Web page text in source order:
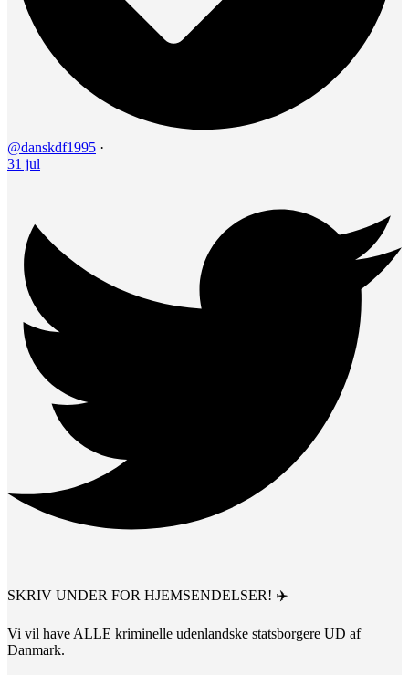
@danskdf1995 ·
31 jul
SKRIV UNDER FOR HJEMSENDELSER! ✈️
Vi vil have ALLE kriminelle udenlandske statsborgere UD af
Danmark.